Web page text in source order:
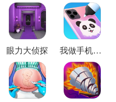
眼力大侦探 我做手机壳特好看